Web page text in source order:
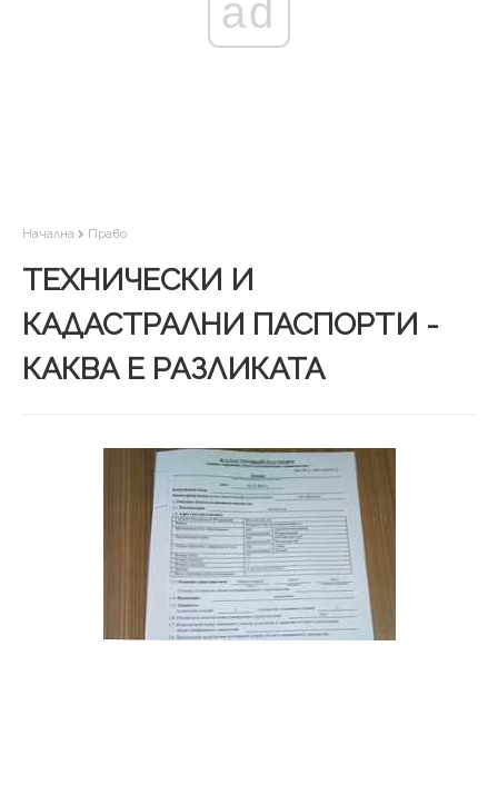
ad
Начална Право
ТЕХНИЧЕСКИ И
КАДАСТРАЛНИ ПАСПОРТИ -
КАКВА Е РАЗЛИКАТА